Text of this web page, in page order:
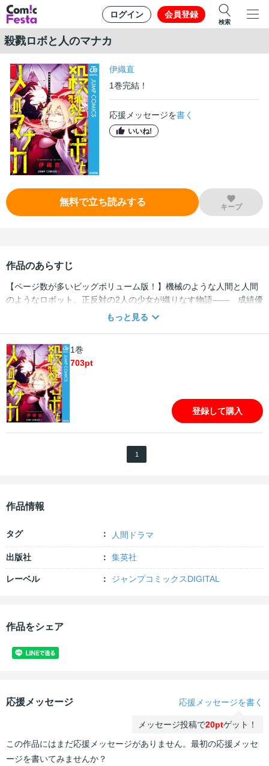
ログイン 会員登録
検索
殺戮ロボと人のマナカ
伊織直
1巻完結！
応援メッセージを書く
いいね!
無料で立ち読みする キープ
作品のあらすじ
【ページ数が多いビッグボリューム版！】機械のような人間と人間
のようなロボット。正反対の2人の少女が織りなす物語―― 成績優
秀で機械のように正確な日々を送る高校生の唯。同級生とは遊ば
った唯が目にしたもの。そこには人間の自分よりも表情豊かに笑う
人間と“殺戮ロボット”のハーフ・マナカがいた。
もっと見る
1巻
703pt
登録して購入
1
作品情報
タグ 人間ドラマ
出版社 集英社
レーベル ジャンプコミックスDIGITAL
作品をシェア
応援メッセージ 応援メッセージを書く
メッセージ投稿で20ptゲット！
この作品にはまだ応援メッセージがありません。最初の応援メッセ
ージを書いてみませんか？